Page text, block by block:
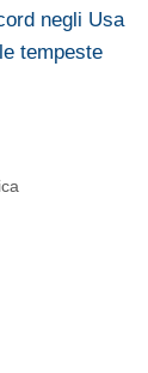
negli Usa
tempeste